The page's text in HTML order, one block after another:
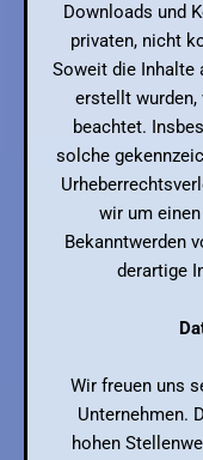
Downloads und
privaten, nicht
Soweit die Inhalte
erstellt wurden,
beachtet.
solche
wir um
Bekanntwerden
derartige
Wir freuen uns
Unternehmen.
hohen